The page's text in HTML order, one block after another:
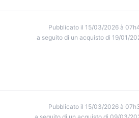
Pubblicato il 15/03/2026 à
a seguito di un acquisto di 19/01/
Pubblicato il 15/03/2026 à